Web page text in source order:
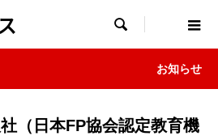

お知らせ
（日本FP協会認定教育機